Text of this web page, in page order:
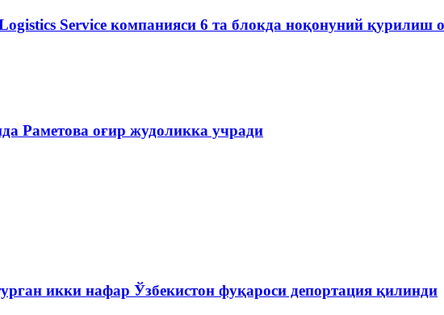
Service компанияси 6 та блокда ноқонуний қурилиш
Раметова оғир жудоликка учради
икки нафар Ўзбекистон фуқароси депортация қилинди